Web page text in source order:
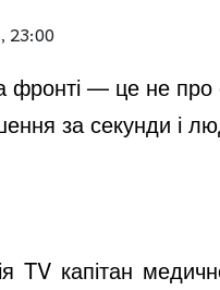
23:00
— це не про
за секунди і
TV капітан